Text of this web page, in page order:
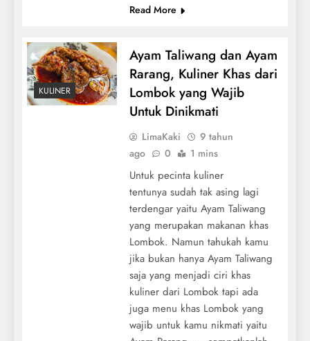
Read More
KULINER
Ayam Taliwang dan Ayam
Rarang, Kuliner Khas dari
Lombok yang Wajib
Untuk Dinikmati
LimaKaki
9 tahun
ago
0 1 mins
Untuk pecinta kuliner
tentunya sudah tak asing lagi
terdengar yaitu Ayam Taliwang
yang merupakan makanan khas
Lombok. Namun tahukah kamu
jika bukan hanya Ayam Taliwang
saja yang menjadi ciri khas
kuliner dari Lombok tapi ada
juga menu khas Lombok yang
wajib untuk kamu nikmati yaitu